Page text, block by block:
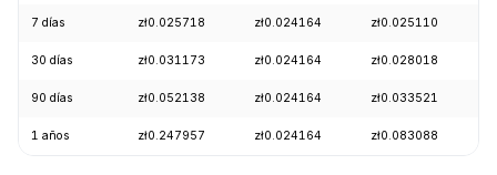
7 días zł0.025718 zł0.024164 zł0.025110
30 días zł0.031173 zł0.024164 zł0.028018
90 días zł0.052138 zł0.024164 zł0.033521
1 años zł0.247957 zł0.024164 zł0.083088